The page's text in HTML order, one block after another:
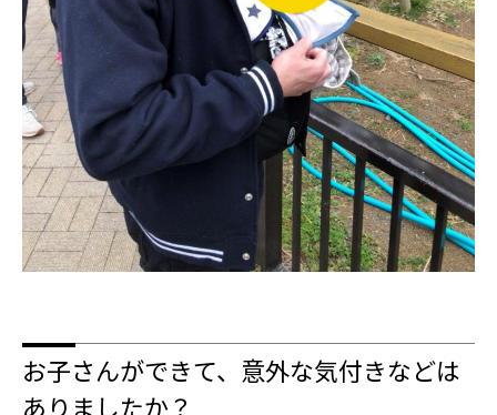
お子さんができて、意外な気付きなどは
ありましたか？